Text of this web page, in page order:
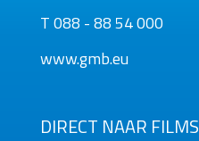
T 088 - 88 54 000
www.gmb.eu
DIRECT NAAR FILMS